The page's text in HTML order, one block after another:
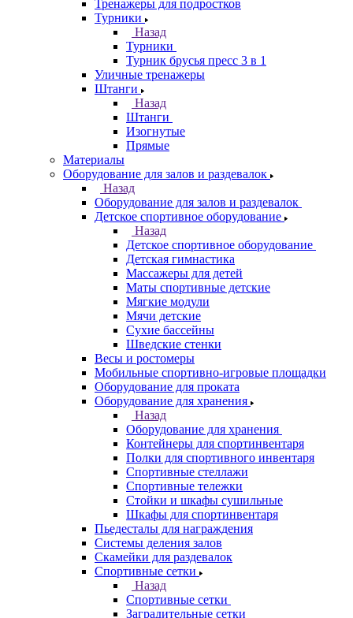
Тренажеры для подростков
Турники
Назад
Турники
Турник брусья пресс 3 в 1
Уличные тренажеры
Штанги
Назад
Штанги
Изогнутые
Прямые
Материалы
Оборудование для залов и раздевалок
Назад
Оборудование для залов и раздевалок
Детское спортивное оборудование
Назад
Детское спортивное оборудование
Детская гимнастика
Массажеры для детей
Маты спортивные детские
Мягкие модули
Мячи детские
Сухие бассейны
Шведские стенки
Весы и ростомеры
Мобильные спортивно-игровые площадки
Оборудование для проката
Оборудование для хранения
Назад
Оборудование для хранения
Контейнеры для спортинвентаря
Полки для спортивного инвентаря
Спортивные стеллажи
Спортивные тележки
Стойки и шкафы сушильные
Шкафы для спортинвентаря
Пьедесталы для награждения
Системы деления залов
Скамейки для раздевалок
Спортивные сетки
Назад
Спортивные сетки
Заградительные сетки